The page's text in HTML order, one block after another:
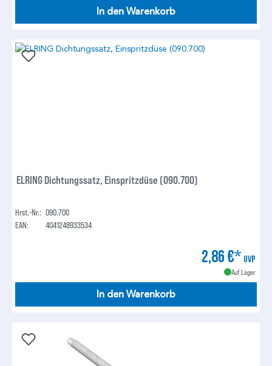
In den Warenkorb
ELRING Dichtungssatz, Einspritzdüse (090.700)
Hrst.-Nr.: 090.700
EAN:
4041248933534
2,86 €* UVP
Auf Lager
In den Warenkorb